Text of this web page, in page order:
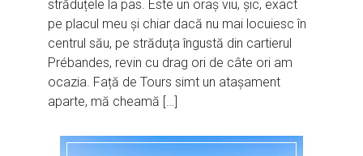
străduțele la pas. Este un oraș viu, șic, exact
pe placul meu și chiar dacă nu mai locuiesc în
centrul său, pe străduța îngustă din cartierul
Prébandes, revin cu drag ori de câte ori am
ocazia. Față de Tours simt un atașament
aparte, mă cheamă […]